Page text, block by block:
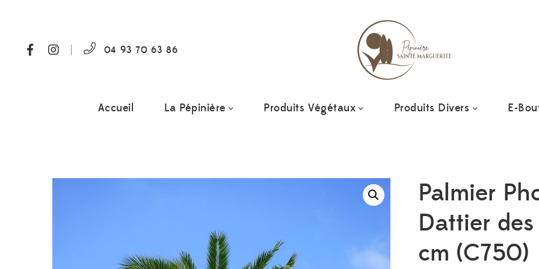
04 93 70 63 86
Accueil La Pépinière Produits Végétaux Produits Divers E-
Palmier
Dattier
cm (C750)